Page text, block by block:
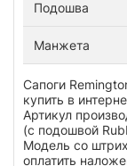
Подошва
Манжета
Сапоги
купить в
Артикул
(с подошвой
Модель со
оплатить